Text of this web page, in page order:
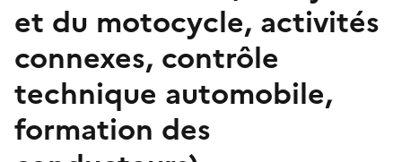
et du motocycle, activités
connexes, contrôle
technique automobile,
formation des